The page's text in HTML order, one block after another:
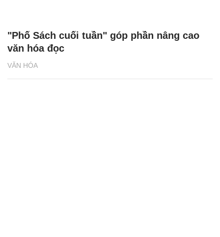
VĂN HÓA
"Phố Sách cuối tuần" góp phần nâng cao
văn hóa đọc